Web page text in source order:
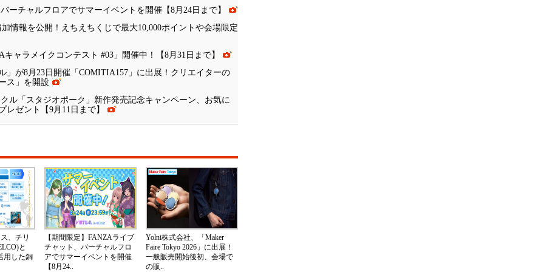
ーチャルフロアでサマーイベントを開催【8月24日まで】
情報を公開！えちえちくじで最大10,000ポイントや会場限定
ャラメイクコンテスト #03」開催中！【8月31日まで】
」が8月23日開催「COMITIA157」に出展！クリエイターの
ス」を開設
ル「スタジオポーク」新作発売記念キャンペーン、お気に
ゼント【9月11日まで】
、チリ
と
用した銅
【期間限定】FANZAライブ
チャット、バーチャルフロ
アでサマーイベントを開催
【8月24..
Yolni株式会社、「Maker
Faire Tokyo 2026」に出展！
一般販売開始後初、会場で
の販..